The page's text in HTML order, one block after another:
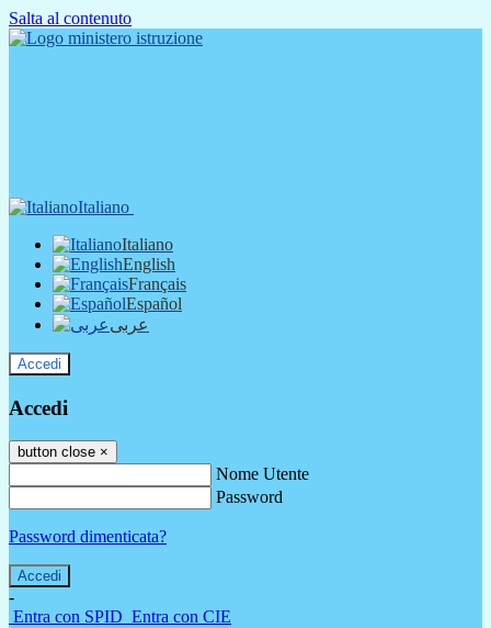
Salta al contenuto
Italiano
Italiano
English
Français
Español
عربى
Accedi
Accedi
button close ×
Nome Utente
Password
Password dimenticata?
-
Entra con SPID Entra con CIE